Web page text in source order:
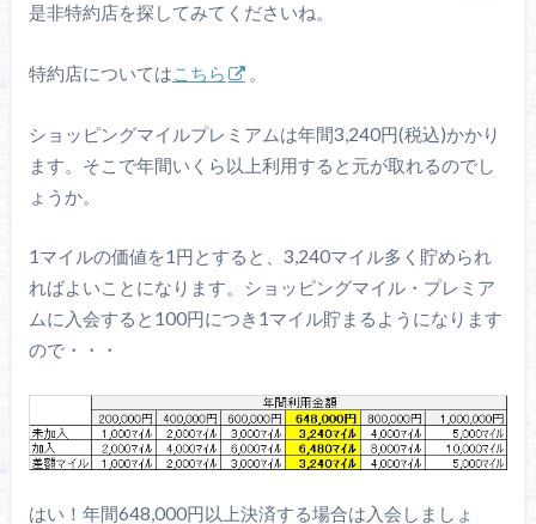
是非特約店を探してみてくださいね。
特約店についてはこちら 。
ショッピングマイルプレミアムは年間3,240円(税込)かかり
ます。そこで年間いくら以上利用すると元が取れるのでし
ょうか。
1マイルの価値を1円とすると、3,240マイル多く貯められ
ればよいことになります。ショッピングマイル・プレミア
ムに入会すると100円につき1マイル貯まるようになります
ので・・・
はい！年間648,000円以上決済する場合は入会しましょ